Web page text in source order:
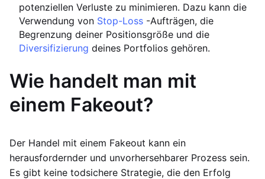
potenziellen Verluste zu minimieren. Dazu kann die
Verwendung von Stop-Loss -Aufträgen, die
Begrenzung deiner Positionsgröße und die
Diversifizierung deines Portfolios gehören.
Wie handelt man mit
einem Fakeout?
Der Handel mit einem Fakeout kann ein
herausfordernder und unvorhersehbarer Prozess sein.
Es gibt keine todsichere Strategie, die den Erfolg